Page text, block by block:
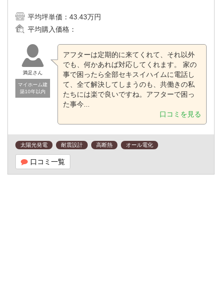
平均坪単価： 43.43万円
平均購入価格：
満足さん
マイホーム建
築10年以内
アフターは定期的に来てくれて、それ以外
でも、何かあれば対応してくれます。 家の
事で困ったら全部セキスイハイムに電話し
て、全て解決してしまうのも、共働きの私
たちには楽で良いですね。アフターで困っ
た事今...
口コミを見る
太陽光発電 耐震設計 高断熱 オール電化
口コミ一覧